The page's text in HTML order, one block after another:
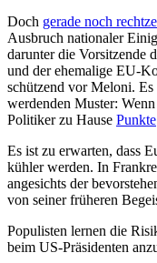
Doch gerade noch
Ausbruch nationaler
darunter die Vorsitzende
und der ehemalige EU-
schützend vor Meloni.
werdenden Muster:
Politiker zu Hause Punkte
Es ist zu erwarten, dass
kühler werden. In
angesichts der
von seiner früheren
Populisten lernen die
beim US-Präsidenten